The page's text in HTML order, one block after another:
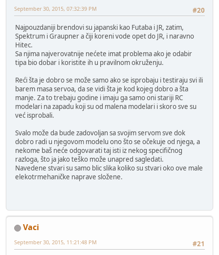
#20
September 30, 2015, 07:32:39 PM
Najpouzdaniji brendovi su japanski kao Futaba i JR, zatim,
Spektrum i Graupner a čiji koreni vode opet do JR, i naravno
Hitec.
Sa njima najverovatnije nećete imat problema ako je odabir
tipa bio dobar i koristite ih u pravilnom okruženju.
Reći šta je dobro se može samo ako se isprobaju i testiraju svi ili
barem masa servoa, da se vidi šta je kod kojeg dobro a šta
manje. Za to trebaju godine i imaju ga samo oni stariji RC
modelari na zapadu koji su od malena modelari i skoro sve su
već isprobali.
Svalo može da bude zadovoljan sa svojim servom sve dok
dobro radi u njegovom modelu ono što se očekuje od njega, a
nekome baš neće odgovarati taj isti iz nekog specifičnog
razloga, što ja jako teško može unapred sagledati.
Navedene stvari su samo blic slika koliko su stvari oko ove male
elekotrmehaničke naprave složene.
Vaci
#21
September 30, 2015, 11:21:48 PM